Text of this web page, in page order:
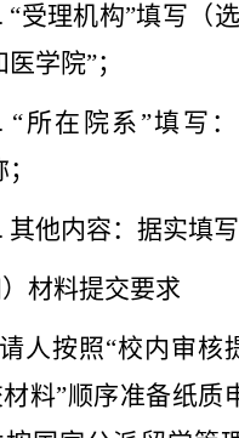
“受理机构”填写（
医学院”；
“所在院系”填写
其他内容：据实填写
材料提交要求
人按照“校内审核
料”顺序准备纸质